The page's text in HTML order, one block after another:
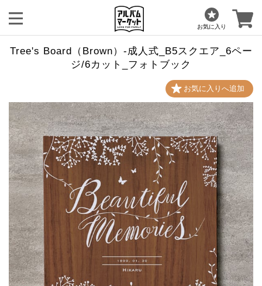
お気に入り
Tree's Board（Brown）-成人式_B5スクエア_6ペー
ジ/6カット_フォトブック